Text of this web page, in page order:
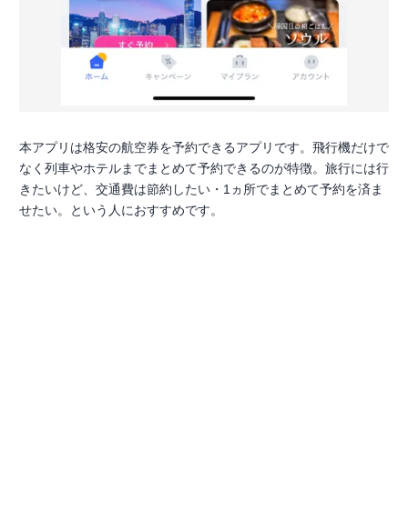
本アプリは格安の航空券を予約できるアプリです。飛行機だけで
なく列車やホテルまでまとめて予約できるのが特徴。旅行には行
きたいけど、交通費は節約したい・1ヵ所でまとめて予約を済ま
せたい。という人におすすめです。